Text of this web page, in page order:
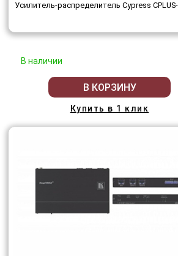
Усилитель-распределитель Cypress
В наличии
В КОРЗИНУ
Купить в 1 клик